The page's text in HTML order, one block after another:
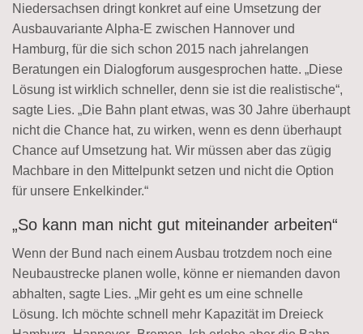
Niedersachsen dringt konkret auf eine Umsetzung der
Ausbauvariante Alpha-E zwischen Hannover und
Hamburg, für die sich schon 2015 nach jahrelangen
Beratungen ein Dialogforum ausgesprochen hatte. „Diese
Lösung ist wirklich schneller, denn sie ist die realistische“,
sagte Lies. „Die Bahn plant etwas, was 30 Jahre überhaupt
nicht die Chance hat, zu wirken, wenn es denn überhaupt
Chance auf Umsetzung hat. Wir müssen aber das zügig
Machbare in den Mittelpunkt setzen und nicht die Option
für unsere Enkelkinder.“
„So kann man nicht gut miteinander arbeiten“
Wenn der Bund nach einem Ausbau trotzdem noch eine
Neubaustrecke planen wolle, könne er niemanden davon
abhalten, sagte Lies. „Mir geht es um eine schnelle
Lösung. Ich möchte schnell mehr Kapazität im Dreieck